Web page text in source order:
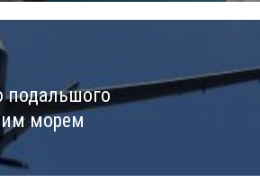
подальшого
морем